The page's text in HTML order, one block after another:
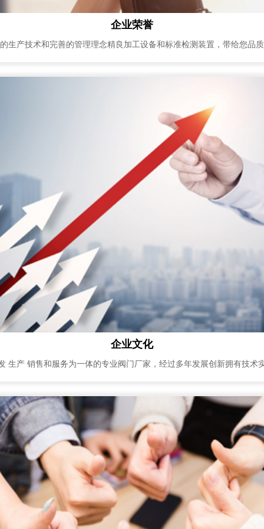
企业荣誉
生产技术和完善的管理理念精良加工设备和标准检测装置，带给您品
企业文化
生产 销售和服务为一体的专业阀门厂家，经过多年发展创新拥有技术